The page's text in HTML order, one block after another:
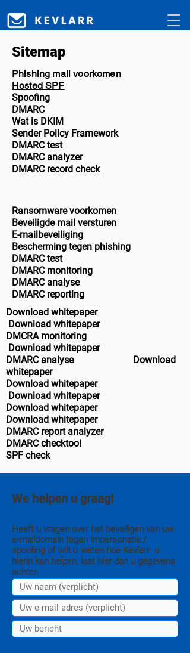
Sitemap
Phishing mail voorkomen
Hosted SPF
Spoofing
DMARC
Wat is DKIM
Sender Policy Framework
DMARC test
DMARC analyzer
DMARC record check
Ransomware voorkomen
Beveiligde mail versturen
E-mailbeveiliging
Bescherming tegen phishing
DMARC test
DMARC monitoring
DMARC analyse
DMARC reporting
Download whitepaper
Download whitepaper
DMCRA monitoring
Download whitepaper
DMARC analyseDownload
whitepaper
Download whitepaper
Download whitepaper
Download whitepaper
Download whitepaper
DMARC report analyzer
DMARC checktool
SPF check
We helpen u graag!
Heeft u vragen over het beveiligen van uw
e-maildomein tegen impersonatie /
spoofing of wilt u weten hoe Kevlarr u
hierin kan helpen, laat hier dan u gegevens
achter.